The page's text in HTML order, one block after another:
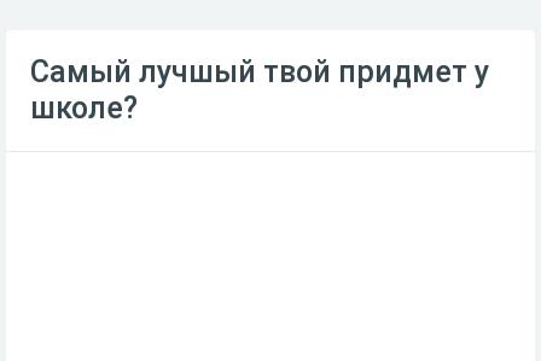
Самый лучшый твой придмет у
школе?